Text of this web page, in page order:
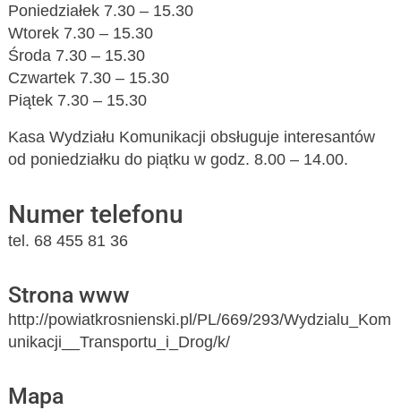
Poniedziałek 7.30 – 15.30
Wtorek 7.30 – 15.30
Środa 7.30 – 15.30
Czwartek 7.30 – 15.30
Piątek 7.30 – 15.30
Kasa Wydziału Komunikacji obsługuje interesantów
od poniedziałku do piątku w godz. 8.00 – 14.00.
Numer telefonu
tel. 68 455 81 36
Strona www
http://powiatkrosnienski.pl/PL/669/293/Wydzialu_Kom
unikacji__Transportu_i_Drog/k/
Mapa